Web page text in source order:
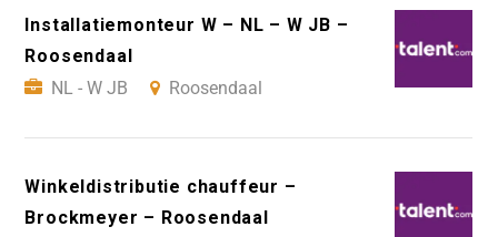
Installatiemonteur W – NL – W JB –
Roosendaal
NL - W JB
Roosendaal
Winkeldistributie chauffeur –
Brockmeyer – Roosendaal